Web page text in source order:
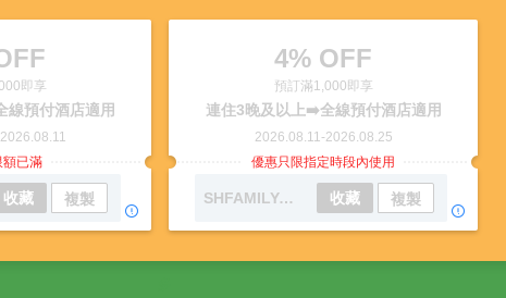
即享
預付酒店適用
2026.08.11
額已滿
收藏 複製
4% OFF
預訂滿1,000即享
連住3晚及以上➡️全線預付酒店適用
2026.08.11 -2026.08.25
優惠只限指定時段內使用
SHFAMILYAUG02 收藏 複製